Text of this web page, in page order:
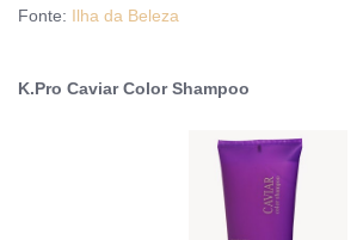
Fonte: Ilha da Beleza
K.Pro Caviar Color Shampoo